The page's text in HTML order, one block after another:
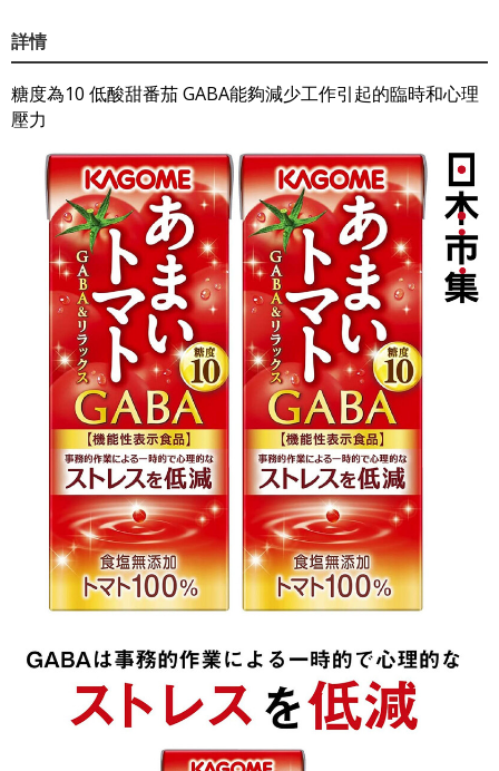
詳情
糖度為10 低酸甜番茄 GABA能夠減少工作引起的臨時和心理
壓力